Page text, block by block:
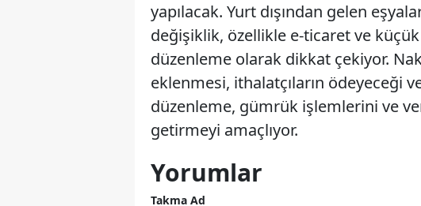
yapılacak. Yurt dışından gelen
değişiklik, özellikle e-ticaret ve
düzenleme olarak dikkat çekiyor.
eklenmesi, ithalatçıların ödeyeceği
düzenleme, gümrük işlemlerini ve
getirmeyi amaçlıyor.
Yorumlar
Takma Ad